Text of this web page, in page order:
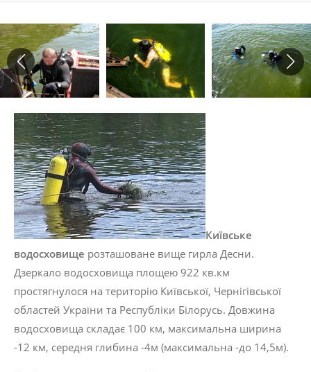
Київське
водосховище розташоване вище гирла Десни.
Дзеркало водосховища площею 922 кв.км
простягнулося на територію Київ­ської, Чернігівської
областей України та Респу­бліки Білорусь. Довжина
водосховища складає 100 км, максимальна ширина
-12 км, середня глибина -4м (максимальна -до 14,5м).